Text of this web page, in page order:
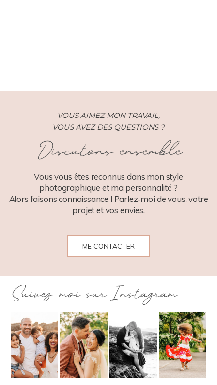
VOUS AIMEZ MON TRAVAIL,
VOUS AVEZ DES QUESTIONS ?
Discutons ensemble
Vous vous êtes reconnus dans mon style
photographique et ma personnalité ?
Alors faisons connaissance ! Parlez-moi de vous, votre
projet et vos envies.
ME CONTACTER
Suivez moi sur Instagram